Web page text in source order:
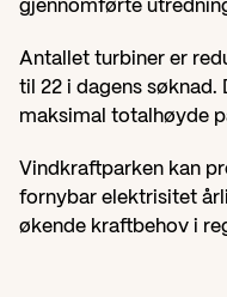
gjennomførte
Antallet turbiner er
til 22 i dagens søknad.
maksimal totalhøyde
Vindkraftparken kan
fornybar elektrisitet
økende kraftbehov i